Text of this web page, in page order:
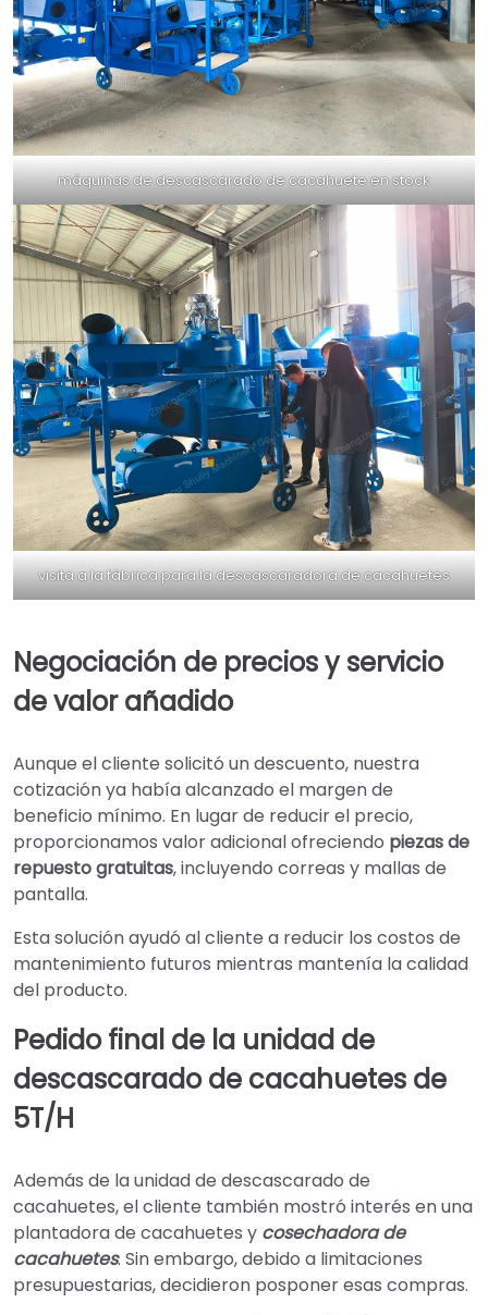
máquinas de descascarado de cacahuete en stock
visita a la fábrica para la descascaradora de cacahuetes
Negociación de precios y servicio
de valor añadido
Aunque el cliente solicitó un descuento, nuestra
cotización ya había alcanzado el margen de
beneficio mínimo. En lugar de reducir el precio,
proporcionamos valor adicional ofreciendo piezas de
repuesto gratuitas, incluyendo correas y mallas de
pantalla.
Esta solución ayudó al cliente a reducir los costos de
mantenimiento futuros mientras mantenía la calidad
del producto.
Pedido final de la unidad de
descascarado de cacahuetes de
5T/H
Además de la unidad de descascarado de
cacahuetes, el cliente también mostró interés en una
plantadora de cacahuetes y cosechadora de
cacahuetes. Sin embargo, debido a limitaciones
presupuestarias, decidieron posponer esas compras.